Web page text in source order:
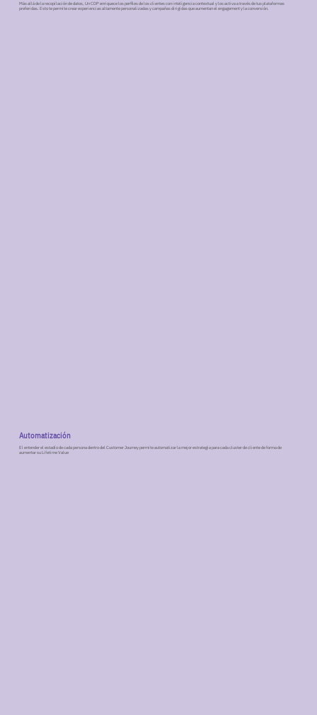
Más allá de la recopilación de datos, Un CDP enriquece los perfiles de los clientes con inteligencia contextual y los activa a través de tus plataformas
preferidas. Esto te permite crear experiencias altamente personalizadas y campañas dirigidas que aumentan el engagement y la conversión.
Automatización
El entender el estadío de cada persona dentro del Customer Journey permite automatizar la mejor estrategia para cada cluster de cliente de forma de
aumentar su Lifetime Value